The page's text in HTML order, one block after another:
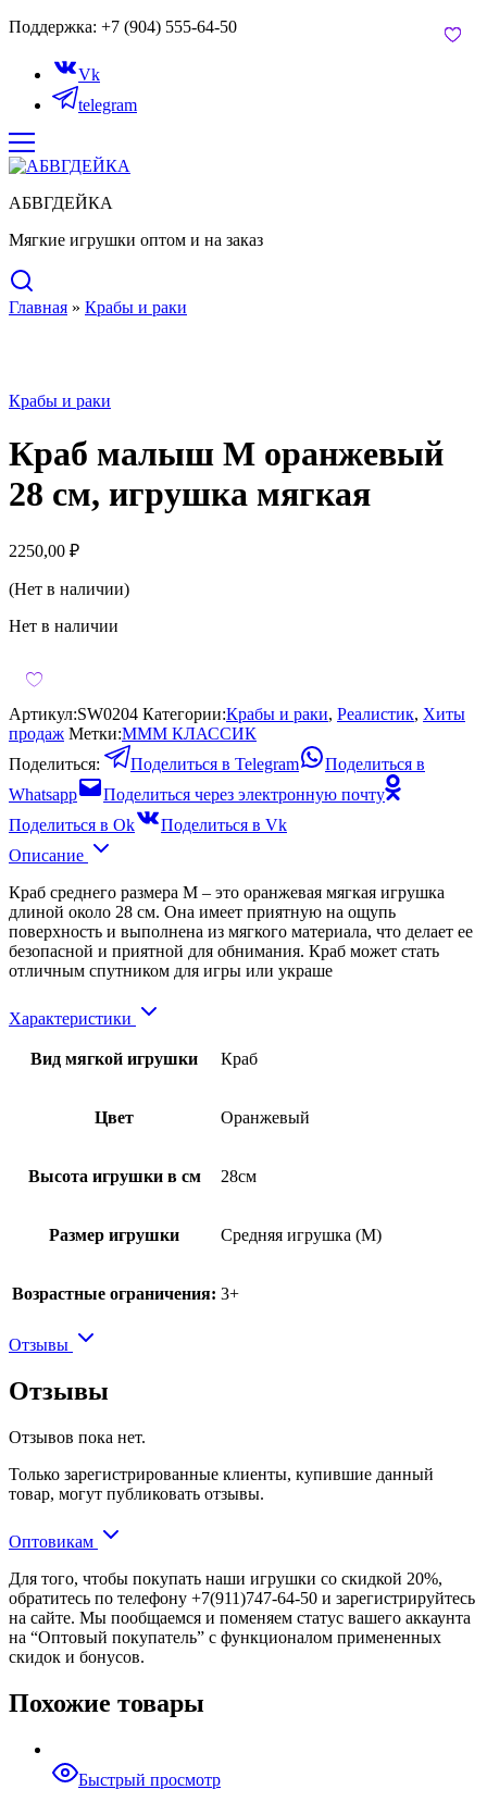
Поддержка: +7 (904) 555-64-50
Vk
telegram
АБВГДЕЙКА
Мягкие игрушки оптом и на заказ
Главная » Крабы и раки
Крабы и раки
Краб малыш М оранжевый
28 см, игрушка мягкая
2250,00 ₽
(Нет в наличии)
Нет в наличии
Артикул:SW0204 Категории:Крабы и раки, Реалистик, Хиты
продаж Метки:МММ КЛАССИК
Поделиться:
Поделиться в Telegram
Поделиться в
Whatsapp
Поделиться через электронную почту
Поделиться в Ok
Поделиться в Vk
Описание
Краб среднего размера М – это оранжевая мягкая игрушка
длиной около 28 см. Она имеет приятную на ощупь
поверхность и выполнена из мягкого материала, что делает ее
безопасной и приятной для обнимания. Краб может стать
отличным спутником для игры или украше
Характеристики
Вид мягкой игрушки Краб
Цвет Оранжевый
Высота игрушки в см 28см
Размер игрушки Средняя игрушка (M)
Возрастные ограничения: 3+
Отзывы
Отзывы
Отзывов пока нет.
Только зарегистрированные клиенты, купившие данный
товар, могут публиковать отзывы.
Оптовикам
Для того, чтобы покупать наши игрушки со скидкой 20%,
обратитесь по телефону +7(911)747-64-50 и зарегистрируйтесь
на сайте. Мы пообщаемся и поменяем статус вашего аккаунта
на “Оптовый покупатель” с функционалом примененных
скидок и бонусов.
Похожие товары
Быстрый просмотр